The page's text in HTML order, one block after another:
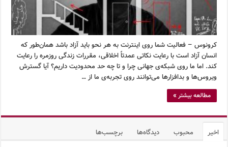
کرونوس – فعالیت شما روی اینترنت به هر نحو باید آزاد باشد همان‌طور که
انسان آزاد است با رعایت نکاتی عمدتاً اخلاقی، مقررات زندگی روزمره را رعایت
کند. اما ما روی شبکه‌ی جهانی چرا و تا چه حد محدودیت داریم؟ آیا گسترش
ویروس‌ها و بدافزارها می‌توانند روی تجربه‌ی ما از …
مطالعه بیشتر »
اخیر محبوب دیدگاه‌ها برچسب‌ها